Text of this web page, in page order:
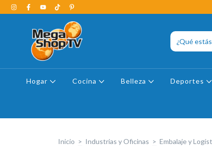
Hogar Cocina Belleza Deportes
Inicio > Industrias y Oficinas > Embalaje y